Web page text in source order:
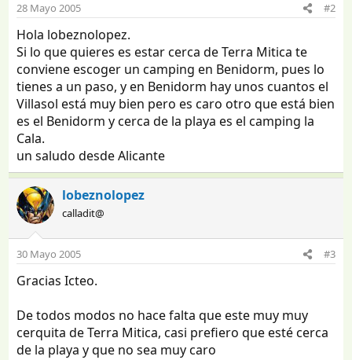
28 Mayo 2005 #2
Hola lobeznolopez.
Si lo que quieres es estar cerca de Terra Mitica te
conviene escoger un camping en Benidorm, pues lo
tienes a un paso, y en Benidorm hay unos cuantos el
Villasol está muy bien pero es caro otro que está bien
es el Benidorm y cerca de la playa es el camping la
Cala.
un saludo desde Alicante
lobeznolopez
calladit@
30 Mayo 2005 #3
Gracias Icteo.
De todos modos no hace falta que este muy muy
cerquita de Terra Mitica, casi prefiero que esté cerca
de la playa y que no sea muy caro